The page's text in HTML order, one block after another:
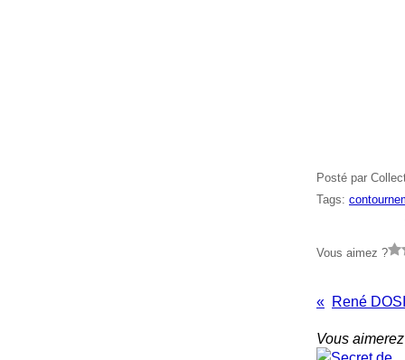
Posté par
Tags:
Vous aimez ?
Vous